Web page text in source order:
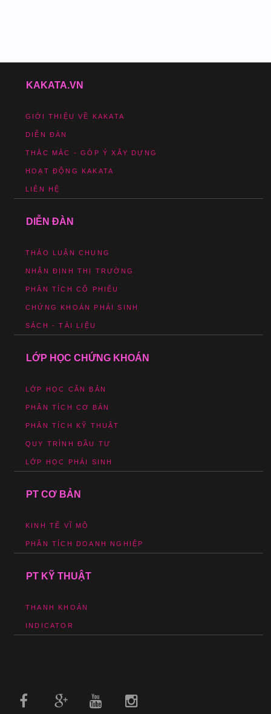
KAKATA.VN
GIỚI THIỆU VỀ KAKATA
DIỄN ĐÀN
THẮC MẮC - GÓP Ý XÂY DỰNG
HOẠT ĐỘNG KAKATA
LIÊN HỆ
DIỄN ĐÀN
THẢO LUẬN CHUNG
NHẬN ĐỊNH THỊ TRƯỜNG
PHÂN TÍCH CỔ PHIẾU
CHỨNG KHOÁN PHÁI SINH
SÁCH - TÀI LIỆU
LỚP HỌC CHỨNG KHOÁN
LỚP HỌC CĂN BẢN
PHÂN TÍCH CƠ BẢN
PHÂN TÍCH KỸ THUẬT
QUY TRÌNH ĐẦU TƯ
LỚP HỌC PHÁI SINH
PT CƠ BẢN
KINH TẾ VĨ MÔ
PHÂN TÍCH DOANH NGHIỆP
PT KỸ THUẬT
THANH KHOẢN
INDICATOR